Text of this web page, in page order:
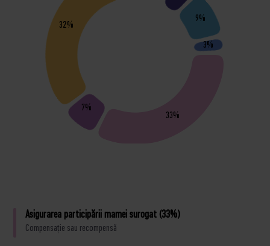
33%
7%
32%
9%
3%
Asigurarea participării mamei surogat (33%)
Compensație sau recompensă